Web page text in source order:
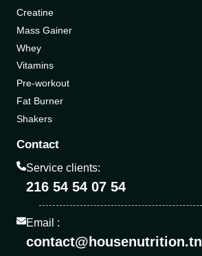
Creatine
Mass Gainer
Whey
Vitamins
Pre-workout
Fat Burner
Shakers
Contact
Service clients:
216 54 54 07 54
Email :
contact@housenutrition.tn